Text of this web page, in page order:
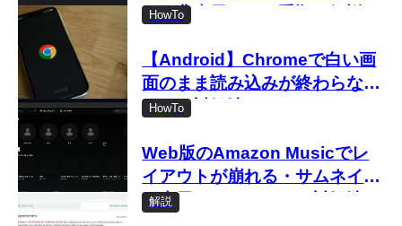
ンを非表示にする手順を解説
HowTo
【Android】Chromeで白い画
面のまま読み込みが終わらない
ときの対処法
HowTo
Web版のAmazon Musicでレ
イアウトが崩れる・サムネイル
が表示されないときの対処法
解説